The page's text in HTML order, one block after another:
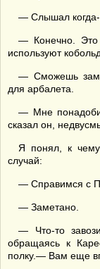
— Слышал
— Конечно. Это
используют
— Сможешь
для арбалета.
— Мне
сказал он,
Я понял, к
случай:
— Справимся с
— Заметано.
— Что-то
обращаясь к
полку.— Вам еще